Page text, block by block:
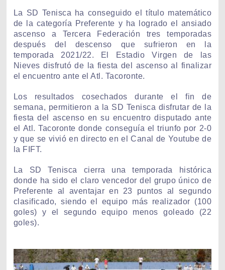
La SD Tenisca ha conseguido el título matemático
de la categoría Preferente y ha logrado el ansiado
ascenso a Tercera Federación tres temporadas
después del descenso que sufrieron en la
temporada 2021/22. El Estadio Virgen de las
Nieves disfrutó de la fiesta del ascenso al finalizar
el encuentro ante el Atl. Tacoronte.
Los resultados cosechados durante el fin de
semana, permitieron a la SD Tenisca disfrutar de la
fiesta del ascenso en su encuentro disputado ante
el Atl. Tacoronte donde conseguía el triunfo por 2-0
y que se vivió en directo en elCanal de Youtube de
la FIFT.
La SD Tenisca cierra una temporada histórica
donde ha sido el claro vencedor del grupo único de
Preferente al aventajar en 23 puntos al segundo
clasificado, siendo el equipo más realizador (100
goles) y el segundo equipo menos goleado (22
goles).